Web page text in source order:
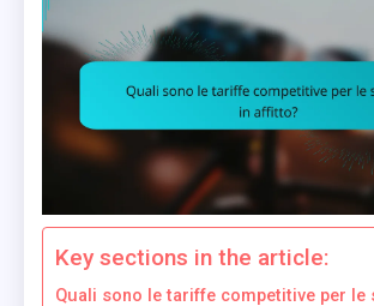
Key sections in the article:
Quali sono le tariffe competitive per le